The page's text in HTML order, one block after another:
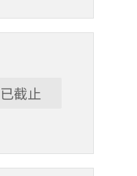
已截止